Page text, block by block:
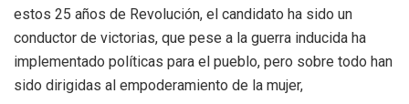
estos 25 años de Revolución, el candidato ha sido un
conductor de victorias, que pese a la guerra inducida ha
implementado políticas para el pueblo, pero sobre todo han
sido dirigidas al empoderamiento de la mujer,